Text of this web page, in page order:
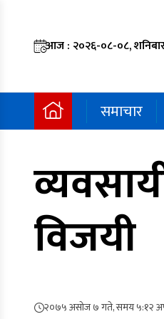
आज : २०२६-०८-०८,
समाचार
विजयी
२०७५ असोज ७ गते, समय ५:१२